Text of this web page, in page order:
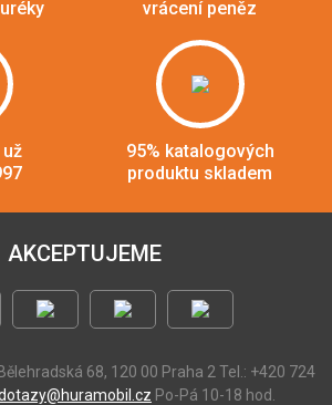
vrácení peněz
95% katalogových
produktu skladem
AKCEPTUJEME
Bělehradská 68, 120 00 Praha 2 Tel.: +420 724
Po-Pá 10-18 hod.